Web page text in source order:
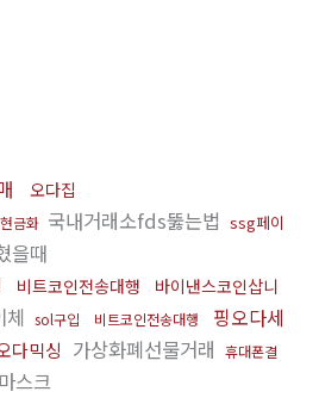
오다집
금화 국내거래소fds뚫는법 ssg페이
을때
비트코인전송대행
바이낸스코인삽니
체 sol구입 비트코인전송대행
핑오다세
다믹싱 가상화폐선물거래
휴대폰결
스크